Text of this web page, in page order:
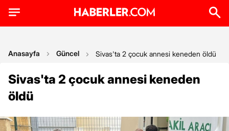
Anasayfa Güncel Sivas'ta 2 çocuk annesi keneden öldü
Sivas'ta 2 çocuk annesi keneden
öldü